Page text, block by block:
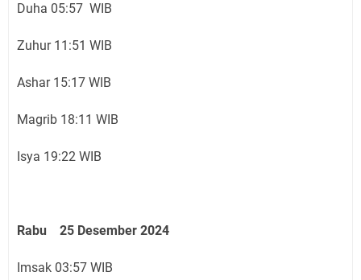
Duha 05:57 WIB
Zuhur 11:51 WIB
Ashar 15:17 WIB
Magrib 18:11 WIB
Isya 19:22 WIB
Rabu 25 Desember 2024
Imsak 03:57 WIB